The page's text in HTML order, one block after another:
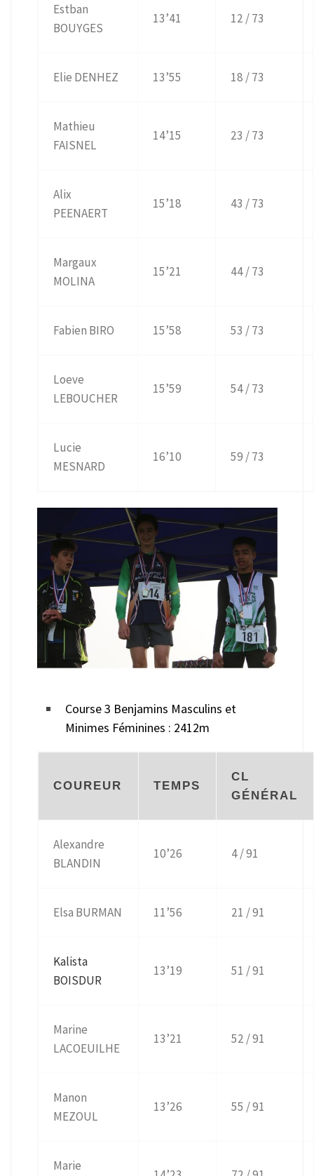
Estban
BOUYGES
13’41 12 / 73
Elie DENHEZ 13’55 18 / 73
Mathieu
FAISNEL
14’15 23 / 73
Alix
PEENAERT
15’18 43 / 73
Margaux
MOLINA
15’21 44 / 73
Fabien BIRO 15’58 53 / 73
Loeve
LEBOUCHER
15’59 54 / 73
Lucie
MESNARD
16’10 59 / 73
Course 3 Benjamins Masculins et
Minimes Féminines : 2412m
COUREUR TEMPS
CL
GÉNÉRAL
Alexandre
BLANDIN
10’26 4 / 91
Elsa BURMAN 11’56 21 / 91
Kalista
BOISDUR
13’19 51 / 91
Marine
LACOEUILHE
13’21 52 / 91
Manon
MEZOUL
13’26 55 / 91
Marie